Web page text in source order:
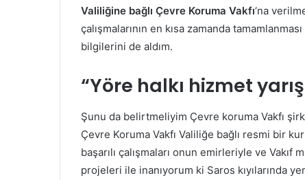
Valiliğine bağlı Çevre Koruma Vakfı‘na
çalışmalarının en kısa zamanda
bilgilerini de aldım.
“Yöre halkı hizmet
Şunu da belirtmeliyim Çevre koruma Vakfı
Çevre Koruma Vakfı Valiliğe bağlı resmi bir
başarılı çalışmaları onun emirleriyle ve
projeleri ile inanıyorum ki Saros kıyılarında